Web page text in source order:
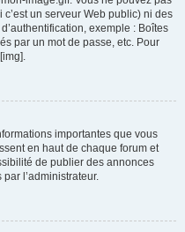
un serveur Web public) ni des
exemple : Boîtes
par un mot de passe, etc. Pour
importantes que vous
en haut de chaque forum et
de publier des annonces
l’administrateur.